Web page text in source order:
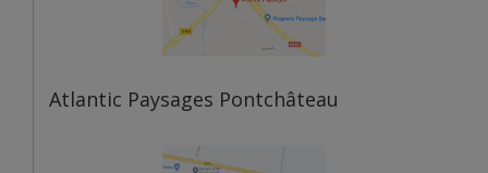
Atlantic Paysages Pontchâteau